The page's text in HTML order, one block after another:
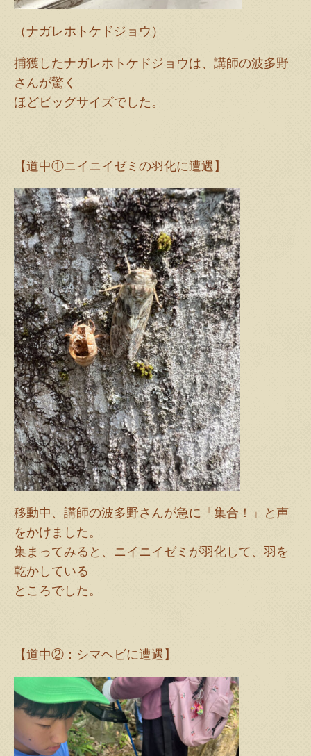
（ナガレホトケドジョウ）
捕獲したナガレホトケドジョウは、講師の波多野
さんが驚く
ほどビッグサイズでした。
【道中①ニイニイゼミの羽化に遭遇】
移動中、講師の波多野さんが急に「集合！」と声
をかけました。
集まってみると、ニイニイゼミが羽化して、羽を
乾かしている
ところでした。
【道中②：シマヘビに遭遇】